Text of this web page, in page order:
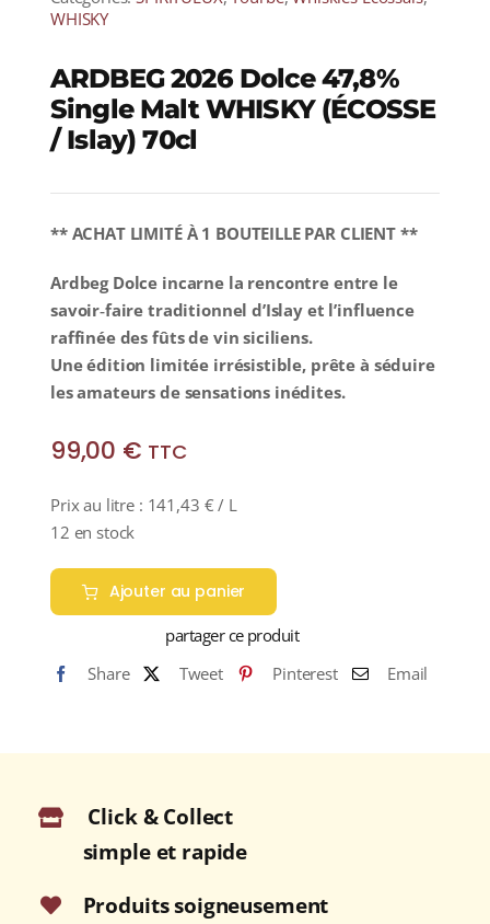
WHISKY
ARDBEG 2026 Dolce 47,8%
Single Malt WHISKY (ÉCOSSE
/ Islay) 70cl
** ACHAT LIMITÉ À 1 BOUTEILLE PAR CLIENT **
Ardbeg Dolce incarne la rencontre entre le
savoir‑faire traditionnel d’Islay et l’influence
raffinée des fûts de vin siciliens.
Une édition limitée irrésistible, prête à séduire
les amateurs de sensations inédites.
99,00 € TTC
Prix au litre : 141,43 € / L
12 en stock
Ajouter au panier
partager ce produit
Share
Tweet Pinterest Email
Click & Collect
simple et rapide
Produits soigneusement